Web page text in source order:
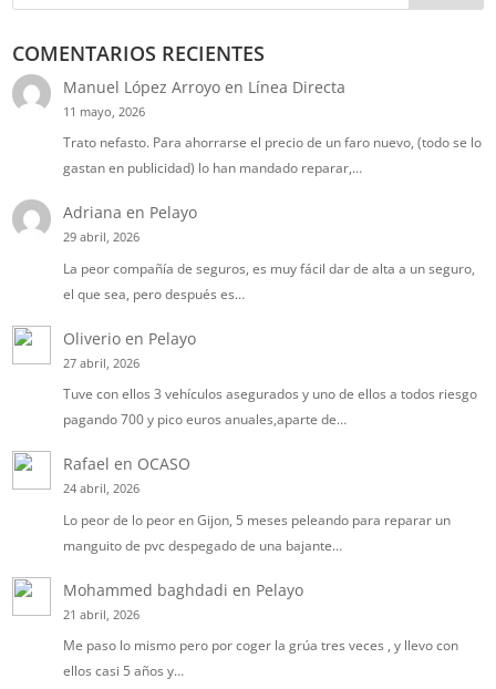
COMENTARIOS RECIENTES
Manuel López Arroyoen Línea Directa
11 mayo, 2026
Trato nefasto. Para ahorrarse el precio de un faro nuevo, (todo se lo
gastan en publicidad) lo han mandado reparar,…
Adriana en Pelayo
29 abril, 2026
La peor compañía de seguros, es muy fácil dar de alta a un seguro,
el que sea, pero después es…
Oliverioen Pelayo
27 abril, 2026
Tuve con ellos 3 vehículos asegurados y uno de ellos a todos riesgo
pagando 700 y pico euros anuales,aparte de…
Rafael en OCASO
24 abril, 2026
Lo peor de lo peor en Gijon, 5 meses peleando para reparar un
manguito de pvc despegado de una bajante…
Mohammed baghdadi en Pelayo
21 abril, 2026
Me paso lo mismo pero por coger la grúa tres veces , y llevo con
ellos casi 5 años y…